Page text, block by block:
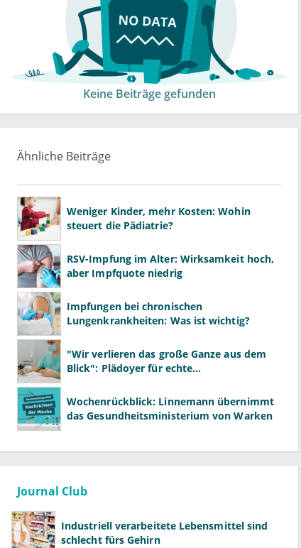
Keine Beiträge gefunden
Ähnliche Beiträge
Weniger Kinder, mehr Kosten: Wohin
steuert die Pädiatrie?
RSV-Impfung im Alter: Wirksamkeit hoch,
aber Impfquote niedrig
Impfungen bei chronischen
Lungenkrankheiten: Was ist wichtig?
"Wir verlieren das große Ganze aus dem
Blick": Plädoyer für echte
Wochenrückblick: Linnemann übernimmt
das Gesundheitsministerium von Warken
Journal Club
Industriell verarbeitete Lebensmittel sind
schlecht fürs Gehirn